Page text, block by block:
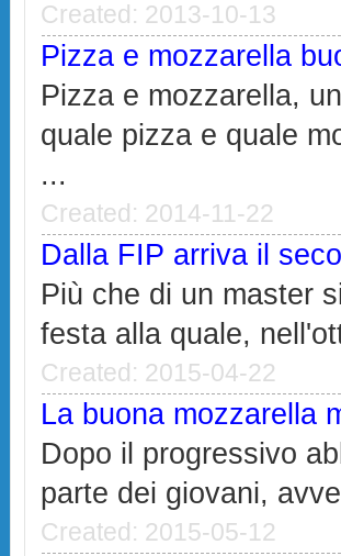
Created: 2013-10-13
Pizza e mozzarella
Pizza e mozzarella,
quale pizza e quale
...
Created: 2014-11-22
Dalla FIP arriva il
Più che di un master
festa alla quale,
Created: 2015-04-22
La buona mozzarella
Dopo il progressivo
parte dei giovani,
Created: 2015-05-12